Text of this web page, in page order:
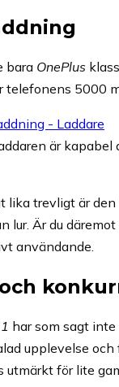
bara OnePlus
telefonens 5000
är
lika trevligt är
lur. Är du
användande.
har som sagt
upplevelse
utmärkt för lite